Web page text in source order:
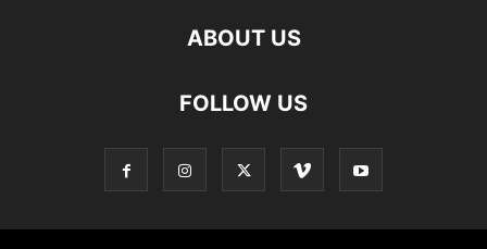
ABOUT US
FOLLOW US